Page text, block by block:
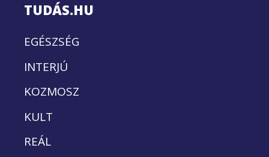
TUDÁS.HU
EGÉSZSÉG
INTERJÚ
KOZMOSZ
KULT
REÁL